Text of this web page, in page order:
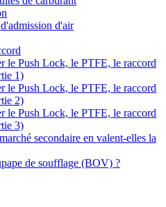
d'air
le Push Lock, le PTFE, le raccord
1)
le Push Lock, le PTFE, le raccord
2)
le Push Lock, le PTFE, le raccord
3)
secondaire en valent-elles la
de soufflage (BOV) ?